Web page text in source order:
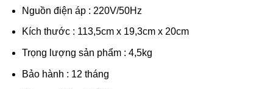
Nguồn điện áp : 220V/50Hz
Kích thước : 113,5cm x 19,3cm x 20cm
Trọng lượng sản phẩm : 4,5kg
Bảo hành : 12 tháng